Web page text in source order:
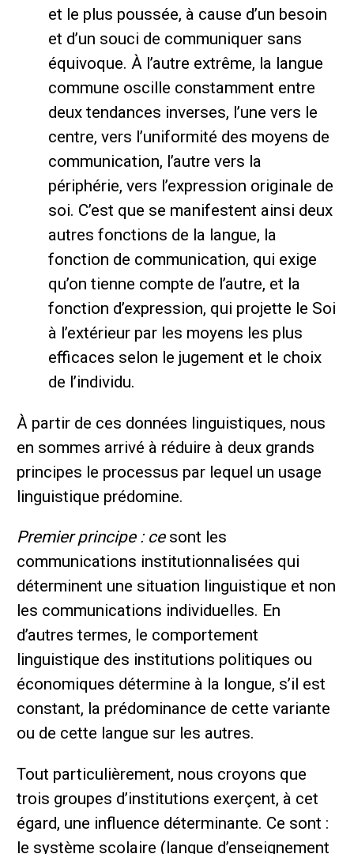
et le plus poussée, à cause d’un besoin
et d’un souci de communiquer sans
équivoque. À l’autre extrême, la langue
commune oscille constamment entre
deux tendances inverses, l’une vers le
centre, vers l’uniformité des moyens de
communication, l’autre vers la
périphérie, vers l’expression originale de
soi. C’est que se manifestent ainsi deux
autres fonctions de la langue, la
fonction de communication, qui exige
qu’on tienne compte de l’autre, et la
fonction d’expression, qui projette le Soi
à l’extérieur par les moyens les plus
efficaces selon le jugement et le choix
de l’individu.
À partir de ces données linguistiques, nous
en sommes arrivé à réduire à deux grands
principes le processus par lequel un usage
linguistique prédomine.
Premier principe : cesont les
communications institutionnalisées qui
déterminent une situation linguistique et non
les communications individuelles. En
d’autres termes, le comportement
linguistique des institutions politiques ou
économiques détermine à la longue, s’il est
constant, la prédominance de cette variante
ou de cette langue sur les autres.
Tout particulièrement, nous croyons que
trois groupes d’institutions exerçent, à cet
égard, une influence déterminante. Ce sont :
le système scolaire (langue d’enseignement